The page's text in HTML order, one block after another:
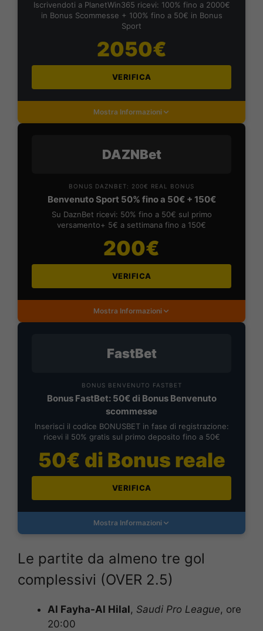
Iscrivendoti a PlanetWin365 ricevi: 100% fino a 2000€
in Bonus Scommesse + 100% fino a 50€ in Bonus
Sport
2050€
VERIFICA
Mostra Informazioni
DAZNBet
BONUS DAZNBET: 200€ REAL BONUS
Benvenuto Sport 50% fino a 50€ + 150€
Su DaznBet ricevi: 50% fino a 50€ sul primo
versamento+ 5€ a settimana fino a 150€
200€
VERIFICA
Mostra Informazioni
FastBet
BONUS BENVENUTO FASTBET
Bonus FastBet: 50€ di Bonus Benvenuto
scommesse
Inserisci il codice BONUSBET in fase di registrazione:
ricevi il 50% gratis sul primo deposito fino a 50€
50€ di Bonus reale
VERIFICA
Mostra Informazioni
Le partite da almeno tre gol
complessivi (OVER 2.5)
Al Fayha-Al Hilal, Saudi Pro League, ore
20:00